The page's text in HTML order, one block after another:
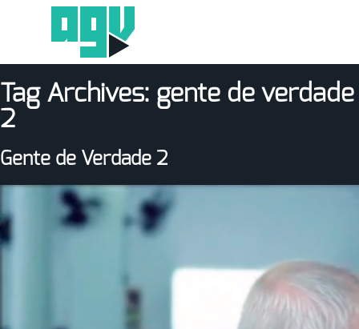
Tag Archives: gente de verdade
2
Gente de Verdade 2